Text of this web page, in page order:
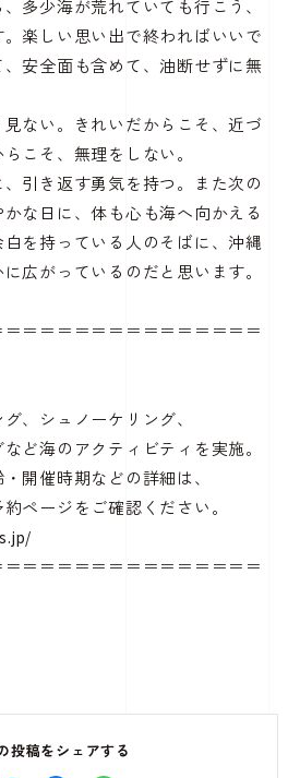
多少海が荒れていても行こう、
楽しい思い出で終わればいいで
安全面も含めて、油断せずに無
ない。きれいだからこそ、近づ
こそ、無理をしない。
引き返す勇気を持つ。また次の
な日に、体も心も海へ向かえる
を持っている人のそばに、沖縄
広がっているのだと思います。
＝＝＝＝＝＝＝＝＝＝＝＝＝＝
、シュノーケリング、
ど海のアクティビティを実施。
開催時期などの詳細は、
ページをご確認ください。
＝＝＝＝＝＝＝＝＝＝＝＝＝＝
投稿をシェアする